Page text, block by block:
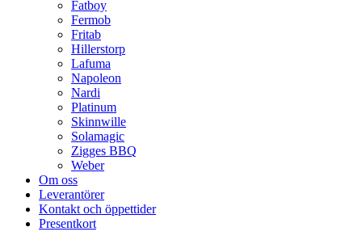
Fatboy
Fermob
Fritab
Hillerstorp
Lafuma
Napoleon
Nardi
Platinum
Skinnwille
Solamagic
Zigges BBQ
Weber
Om oss
Leverantörer
Kontakt och öppettider
Presentkort